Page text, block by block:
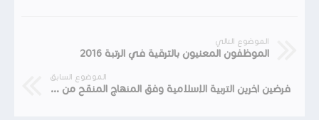
الموضوع التالي
الموظفون المعنيون بالترقية في الرتبة 2016
الموضوع السابق
فرضين اخرين التربية الإسلامية وفق المنهاج المنقح من التعليم الخاص المستوى الثالث و الثاني